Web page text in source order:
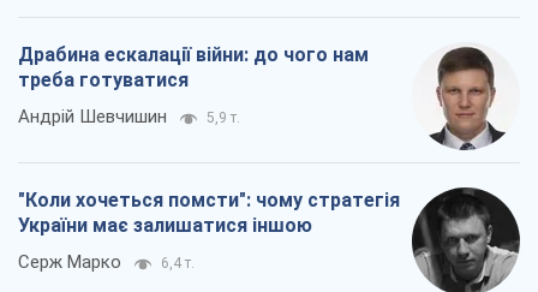
Драбина ескалації війни: до чого нам
треба готуватися
Андрій Шевчишин 5,9 т.
"Коли хочеться помсти": чому стратегія
України має залишатися іншою
Серж Марко 6,4 т.